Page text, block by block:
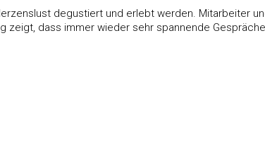
degustiert und erlebt werden. Mitarbeiter
zeigt, dass immer wieder sehr spannende